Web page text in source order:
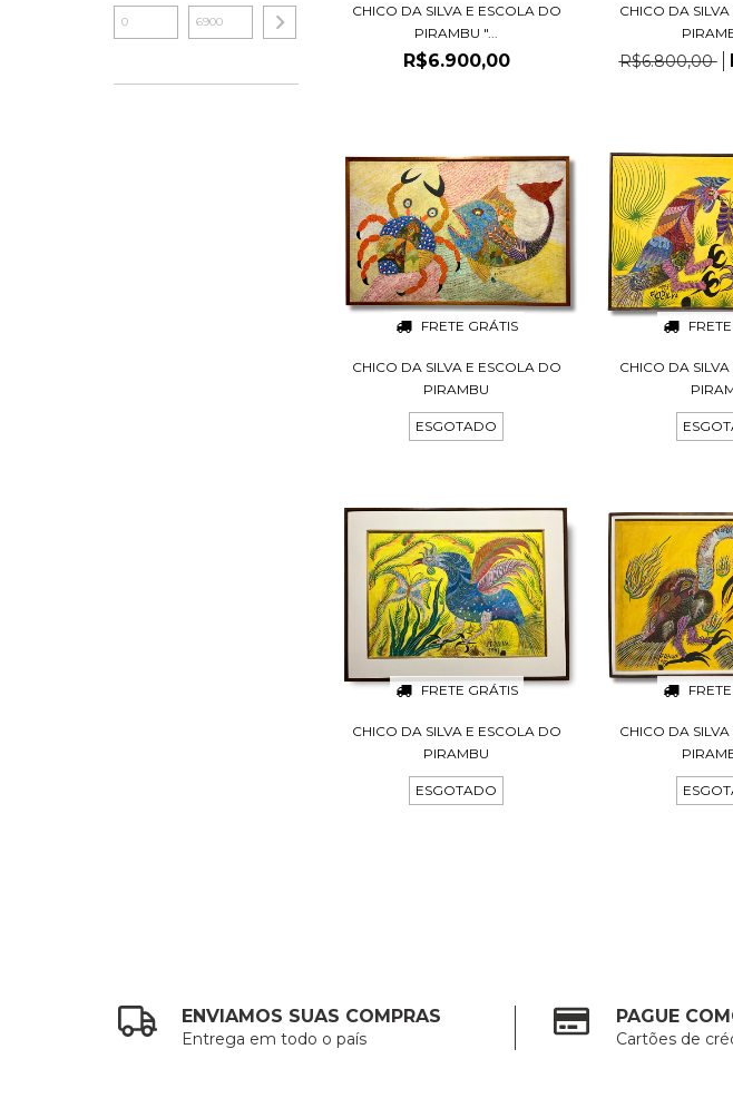
CHICO DA SILVA E ESCOLA DO
PIRAMBU "...
R$6.900,00
CHICO DA
R$6.800,00
FRETE GRÁTIS
CHICO DA SILVA E ESCOLA DO
PIRAMBU
ESGOTADO
CHICO DA
FRETE GRÁTIS
CHICO DA SILVA E ESCOLA DO
PIRAMBU
ESGOTADO
CHICO DA
ENVIAMOS SUAS COMPRAS
Entrega em todo o país
PAGUE
Cartões de